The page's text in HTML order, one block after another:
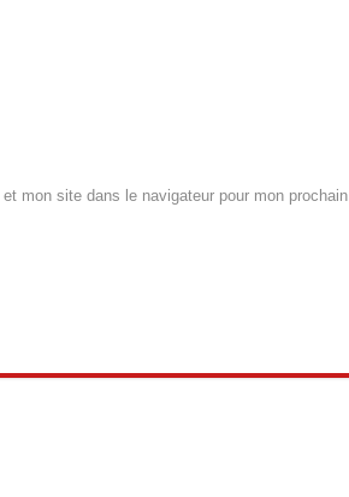
mon site dans le navigateur pour mon prochain